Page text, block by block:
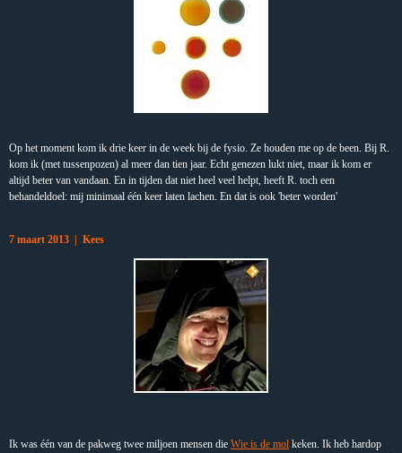
Op het moment kom ik drie keer in de week bij de fysio. Ze houden me op de been. Bij R.
kom ik (met tussenpozen) al meer dan tien jaar. Echt genezen lukt niet, maar ik kom er
altijd beter van vandaan. En in tijden dat niet heel veel helpt, heeft R. toch een
behandeldoel: mij minimaal één keer laten lachen. En dat is ook 'beter worden'
7 maart 2013 | Kees
Ik was één van de pakweg twee miljoen mensen die Wie is de mol keken. Ik heb hardop